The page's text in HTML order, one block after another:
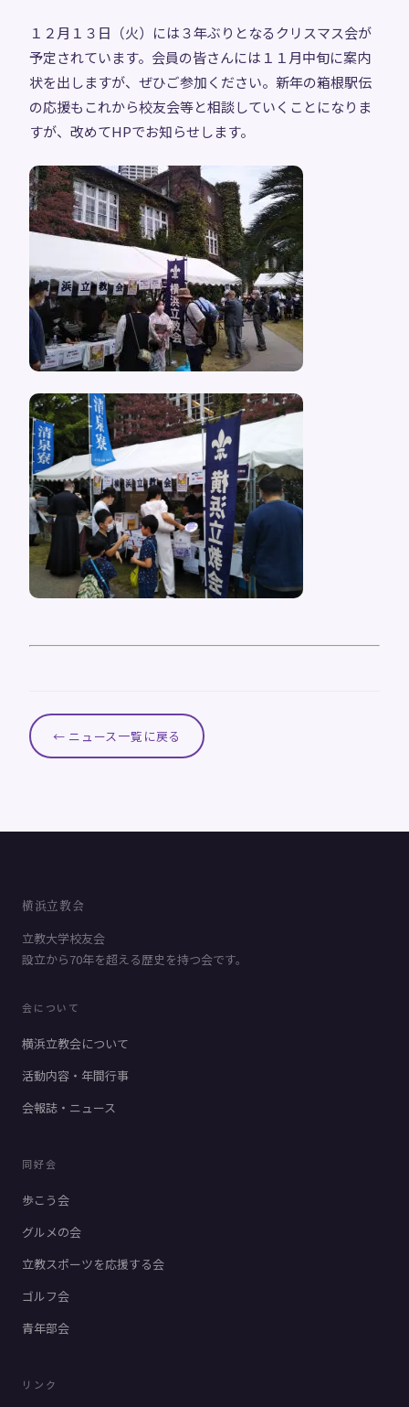
１２月１３日（火）には３年ぶりとなるクリスマス会が
予定されています。会員の皆さんには１１月中旬に案内
状を出しますが、ぜひご参加ください。新年の箱根駅伝
の応援もこれから校友会等と相談していくことになりま
すが、改めてHPでお知らせします。
← ニュース一覧に戻る
横浜立教会
立教大学校友会
設立から70年を超える歴史を持つ会です。
会について
横浜立教会について
活動内容・年間行事
会報誌・ニュース
同好会
歩こう会
グルメの会
立教スポーツを応援する会
ゴルフ会
青年部会
リンク